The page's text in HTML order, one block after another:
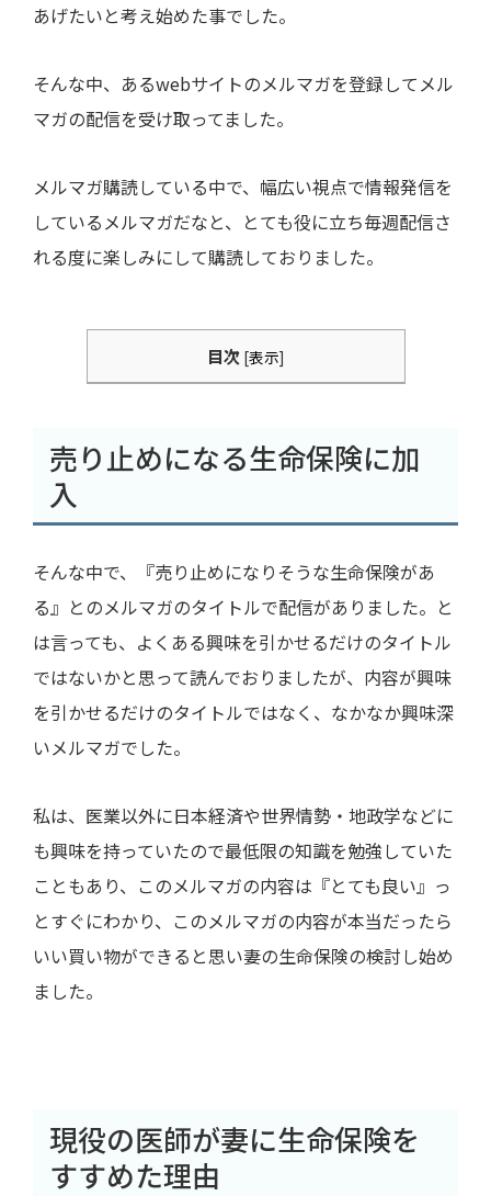
あげたいと考え始めた事でした。
そんな中、あるwebサイトのメルマガを登録してメル
マガの配信を受け取ってました。
メルマガ購読している中で、幅広い視点で情報発信を
しているメルマガだなと、とても役に立ち毎週配信さ
れる度に楽しみにして購読しておりました。
目次 [表示]
売り止めになる生命保険に加
入
そんな中で、『売り止めになりそうな生命保険があ
る』とのメルマガのタイトルで配信がありました。と
は言っても、よくある興味を引かせるだけのタイトル
ではないかと思って読んでおりましたが、内容が興味
を引かせるだけのタイトルではなく、なかなか興味深
いメルマガでした。
私は、医業以外に日本経済や世界情勢・地政学などに
も興味を持っていたので最低限の知識を勉強していた
こともあり、このメルマガの内容は『とても良い』っ
とすぐにわかり、このメルマガの内容が本当だったら
いい買い物ができると思い妻の生命保険の検討し始め
ました。
現役の医師が妻に生命保険を
すすめた理由